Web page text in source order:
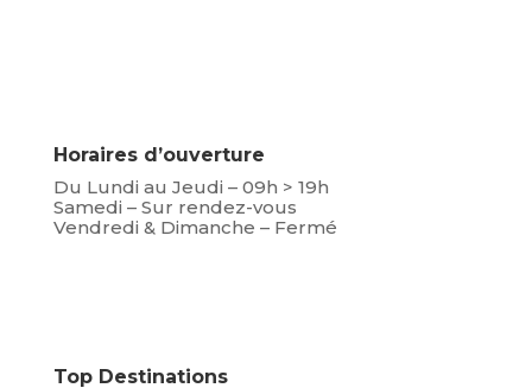
Horaires d’ouverture
Du Lundi au Jeudi – 09h > 19h
Samedi – Sur rendez-vous
Vendredi & Dimanche – Fermé
Top Destinations